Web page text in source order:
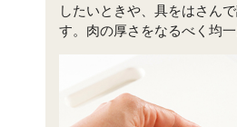
したいときや、具をはさん
す。肉の厚さをなるべく均一